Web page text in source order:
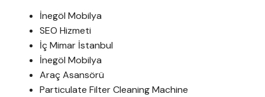
İnegöl Mobilya
SEO Hizmeti
İç Mimar İstanbul
İnegöl Mobilya
Araç Asansörü
Particulate Filter Cleaning Machine